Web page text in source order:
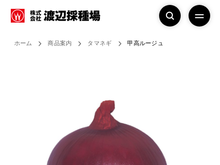
ホーム 商品案内 タマネギ 甲高ルージュ